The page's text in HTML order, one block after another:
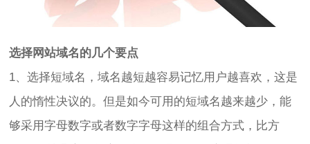
选择网站域名的几个要点
1、选择短域名，域名越短越容易记忆用户越喜欢，这是
人的惰性决议的。但是如今可用的短域名越来越少，能
够采用字母数字或者数字字母这样的组合方式，比方